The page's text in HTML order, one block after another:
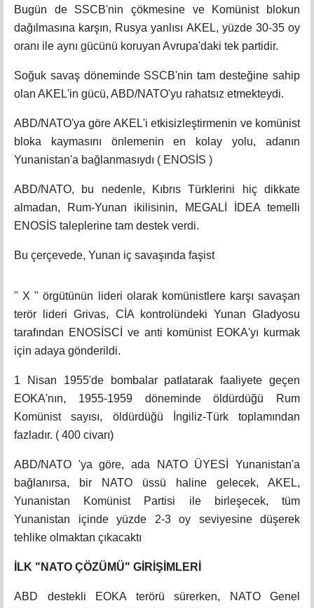
Bugün de SSCB'nin çökmesine ve Komünist blokun
dağılmasına karşın, Rusya yanlısı AKEL, yüzde 30-35 oy
oranı ile aynı gücünü koruyan Avrupa'daki tek partidir.
Soğuk savaş döneminde SSCB'nin tam desteğine sahip
olan AKEL'in gücü, ABD/NATO'yu rahatsız etmekteydi.
ABD/NATO'ya göre AKEL'i etkisizleştirmenin ve komünist
bloka kaymasını önlemenin en kolay yolu, adanın
Yunanistan'a bağlanmasıydı ( ENOSİS )
ABD/NATO, bu nedenle, Kıbrıs Türklerini hiç dikkate
almadan, Rum-Yunan ikilisinin, MEGALİ İDEA temelli
ENOSİS taleplerine tam destek verdi.
Bu çerçevede, Yunan iç savaşında faşist
" X " örgütünün lideri olarak komünistlere karşı savaşan
terör lideri Grivas, CİA kontrolündeki Yunan Gladyosu
tarafından ENOSİSCİ ve anti komünist EOKA'yı kurmak
için adaya gönderildi.
1 Nisan 1955'de bombalar patlatarak faaliyete geçen
EOKA'nın, 1955-1959 döneminde öldürdüğü Rum
Komünist sayısı, öldürdüğü İngiliz-Türk toplamından
fazladır. ( 400 civarı)
ABD/NATO 'ya göre, ada NATO ÜYESİ Yunanistan'a
bağlanırsa, bir NATO üssü haline gelecek, AKEL,
Yunanistan Komünist Partisi ile birleşecek, tüm
Yunanistan içinde yüzde 2-3 oy seviyesine düşerek
tehlike olmaktan çıkacaktı
İLK "NATO ÇÖZÜMÜ" GİRİŞİMLERİ
ABD destekli EOKA terörü sürerken, NATO Genel